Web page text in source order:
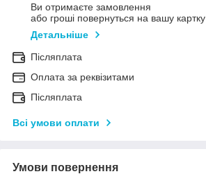
Ви отримаєте замовлення
або гроші повернуться на вашу картку
Детальніше
Післяплата
Оплата за реквізитами
Післяплата
Всі умови оплати
Умови повернення